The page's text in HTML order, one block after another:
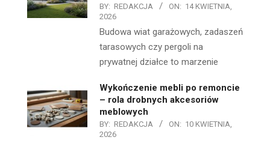
BY: REDAKCJA ON: 14 KWIETNIA,
2026
Budowa wiat garażowych, zadaszeń
tarasowych czy pergoli na
prywatnej działce to marzenie
Wykończenie mebli po remoncie
– rola drobnych akcesoriów
meblowych
BY: REDAKCJA ON: 10 KWIETNIA,
2026